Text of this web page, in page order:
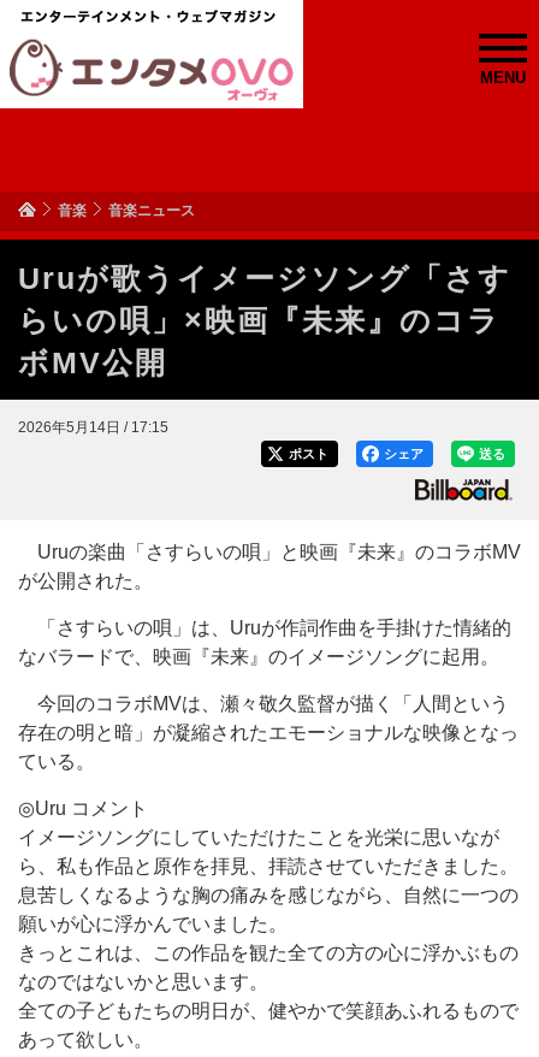
MENU
音楽 音楽ニュース
Uruが歌うイメージソング「さす
らいの唄」×映画『未来』のコラ
ボMV公開
2026年5月14日 / 17:15
送る
シェア
ポスト
Uruの楽曲「さすらいの唄」と映画『未来』のコラボMV
が公開された。
「さすらいの唄」は、Uruが作詞作曲を手掛けた情緒的
なバラードで、映画『未来』のイメージソングに起用。
今回のコラボMVは、瀬々敬久監督が描く「人間という
存在の明と暗」が凝縮されたエモーショナルな映像となっ
ている。
◎Uru コメント
イメージソングにしていただけたことを光栄に思いなが
ら、私も作品と原作を拝見、拝読させていただきました。
息苦しくなるような胸の痛みを感じながら、自然に一つの
願いが心に浮かんでいました。
きっとこれは、この作品を観た全ての方の心に浮かぶもの
なのではないかと思います。
全ての子どもたちの明日が、健やかで笑顔あふれるもので
あって欲しい。